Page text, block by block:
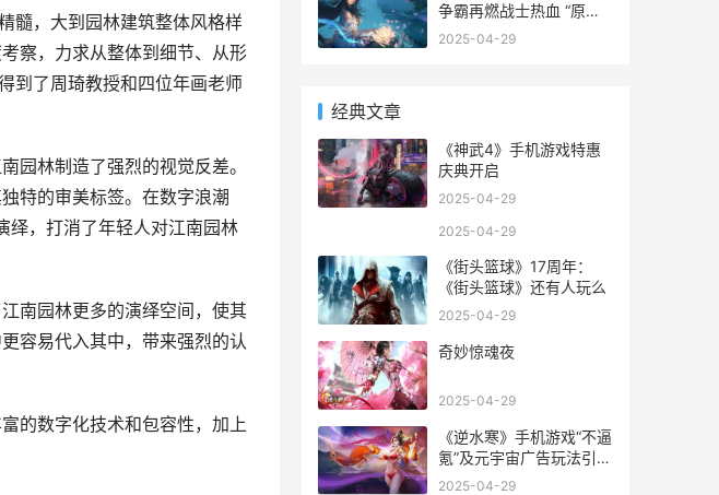
髓，大到园林建筑整体风格样
察，力求从整体到细节、从形
到了周琦教授和四位年画老师
园林制造了强烈的视觉反差。
特的审美标签。在数字浪潮
绎，打消了年轻人对江南园林
南园林更多的演绎空间，使其
容易代入其中，带来强烈的认
的数字化技术和包容性，加上
争霸再燃战士热血 “原始
传奇”
2025-04-29
经典文章
《神武4》手机游戏特惠
庆典开启
2025-04-29
2025-04-29
《街头篮球》17周年：
《街头篮球》还有人玩么
2025-04-29
奇妙惊魂夜
2025-04-29
《逆水寒》手机游戏“不逼
氪”及元宇宙广告玩法引热
议 《逆水寒》手机版下载
2025-04-29